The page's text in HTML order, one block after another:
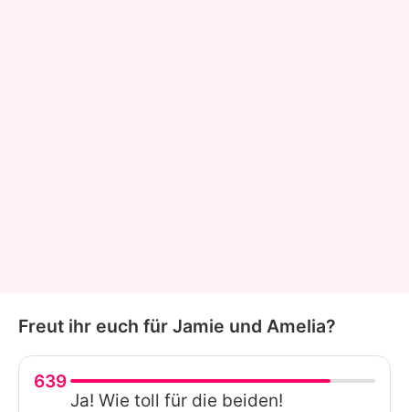
Freut ihr euch für Jamie und Amelia?
639
Ja! Wie toll für die beiden!